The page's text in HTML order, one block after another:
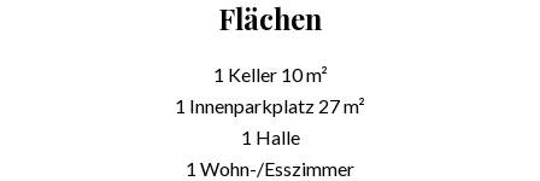
Flächen
1 Keller 10 m²
1 Innenparkplatz 27 m²
1 Halle
1 Wohn-/Esszimmer